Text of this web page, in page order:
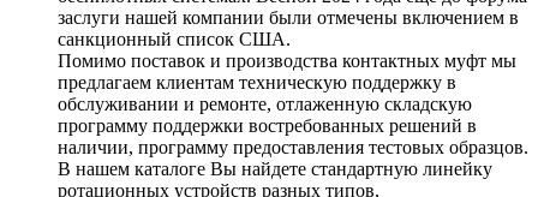
заслуги нашей компании были отмечены включением в
санкционный список США.
Помимо поставок и производства контактных муфт мы
предлагаем клиентам техническую поддержку в
обслуживании и ремонте, отлаженную складскую
программу поддержки востребованных решений в
наличии, программу предоставления тестовых образцов.
В нашем каталоге Вы найдете стандартную линейку
ротационных устройств разных типов,